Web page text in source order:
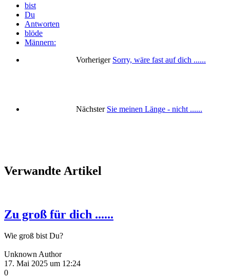
bist
Du
Antworten
blöde
Männern:
Vorheriger Sorry, wäre fast auf dich ......
Nächster Sie meinen Länge - nicht ......
Verwandte Artikel
Zu groß für dich ......
Wie groß bist Du?
Unknown Author
17. Mai 2025 um 12:24
0